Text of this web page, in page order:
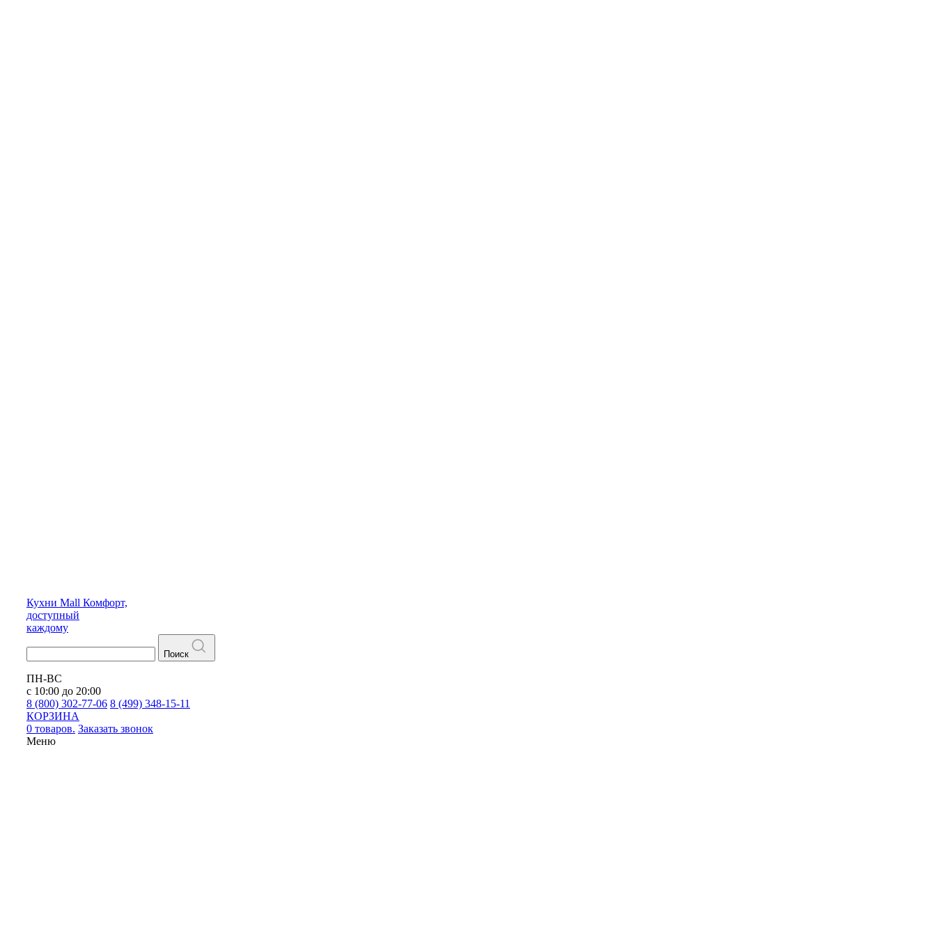
Кухни Mall Комфорт,
доступный
каждому
Поиск
ПН-ВС
с 10:00 до 20:00
8 (800) 302-77-06 8 (499) 348-15-11
КОРЗИНА
0 товаров. Заказать звонок
Меню